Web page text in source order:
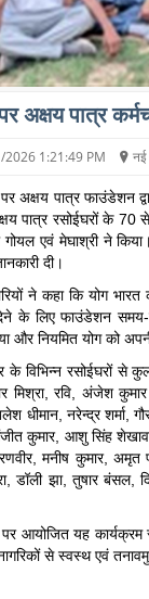
अक्षय पात्र
2026 1:21:49 PM नई
अक्षय पात्र फाउंडेशन
पात्र रसोईघरों के 70
गोयल एवं मेघाश्री ने
दी।
ने कहा कि योग
के लिए फाउंडेशन
और नियमित योग को
के विभिन्न रसोईघरों से
मिश्रा, रवि, अंजेश
धीमान, नरेन्द्र शर्मा,
कुमार, आशु सिंह
मनीष कुमार,
डॉली झा, तुषार बंसल,
पर आयोजित यह
से स्वस्थ एवं